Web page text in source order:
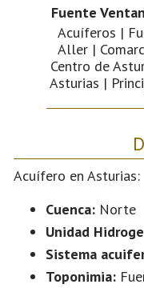
Fuente
Acuíferos |
Aller |
Centro de
Asturias |
Acuífero en Asturias:
Cuenca: Norte
Unidad
Sistema
Toponimia: